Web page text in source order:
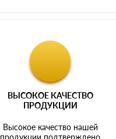
ВЫСОКОЕ КАЧЕСТВО
ПРОДУКЦИИ
Высокое качество нашей
продукции подтверждено